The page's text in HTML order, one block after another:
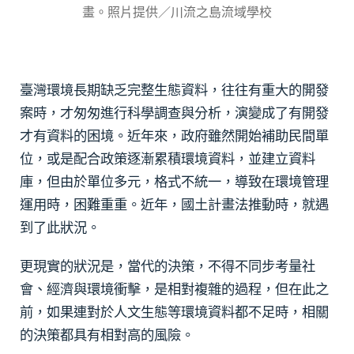
畫。照片提供／川流之島流域學校
臺灣環境長期缺乏完整生態資料，往往有重大的開發
案時，才匆匆進行科學調查與分析，演變成了有開發
才有資料的困境。近年來，政府雖然開始補助民間單
位，或是配合政策逐漸累積環境資料，並建立資料
庫，但由於單位多元，格式不統一，導致在環境管理
運用時，困難重重。近年，國土計畫法推動時，就遇
到了此狀況。
更現實的狀況是，當代的決策，不得不同步考量社
會、經濟與環境衝擊，是相對複雜的過程，但在此之
前，如果連對於人文生態等環境資料都不足時，相關
的決策都具有相對高的風險。